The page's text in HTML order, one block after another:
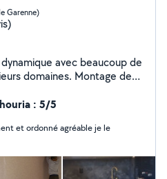
Garenne)
avec beaucoup de
domaines. Montage de
buts/conforama/castorama
: 5/5
et ordonné agréable je le